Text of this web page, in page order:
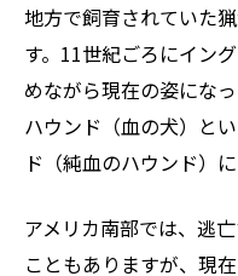
地方で飼育されていた
す。11世紀ごろにイン
めながら現在の姿にな
ハウンド（血の犬）と
ド（純血のハウンド）
アメリカ南部では、逃
こともありますが、現